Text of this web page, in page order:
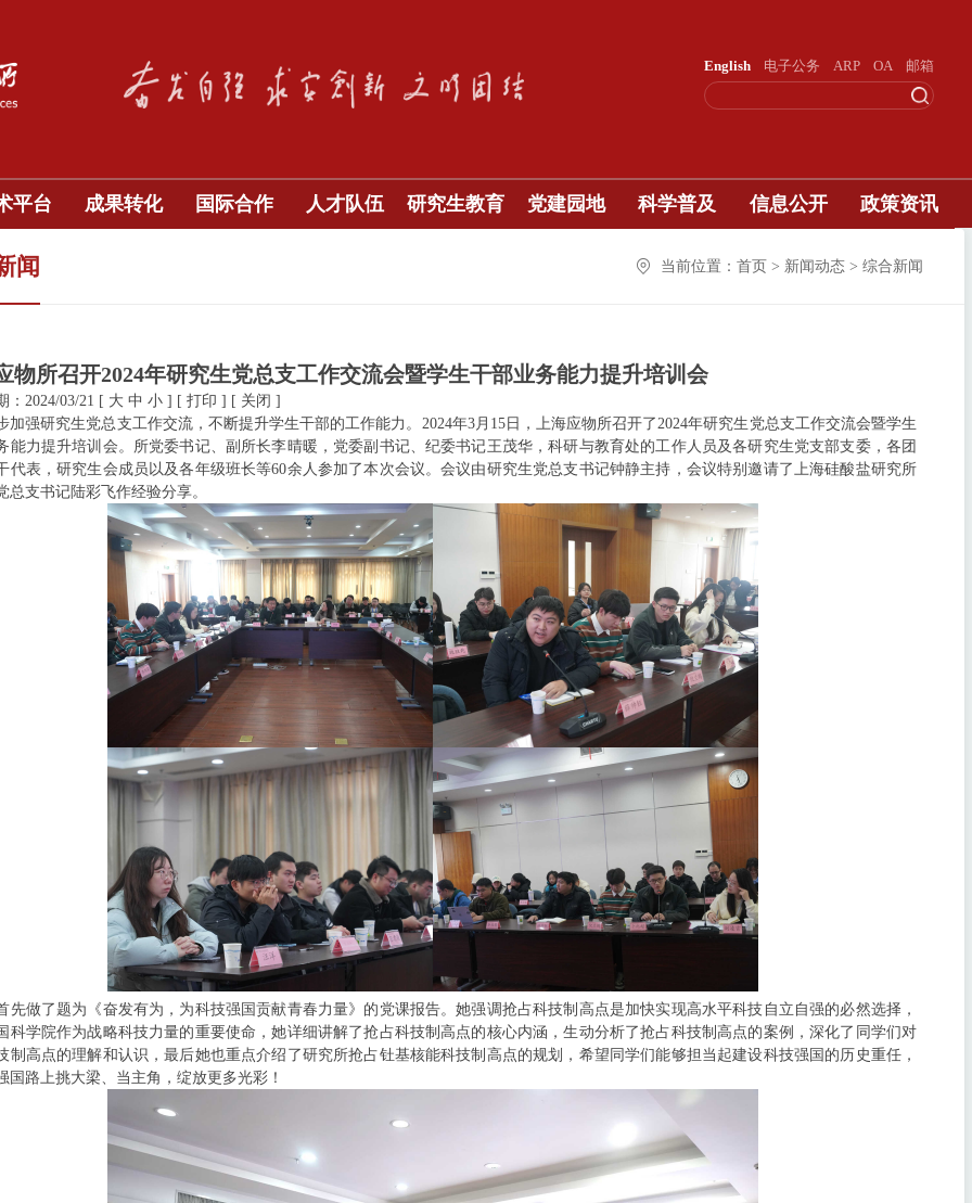
English 电子公务 ARP OA 邮箱
平台 成果转化 国际合作 人才队伍 研究生教育 党建园地 科学普及 信息公开 政策资讯
闻 当前位置：首页 > 新闻动态 > 综合新闻
物所召开2024年研究生党总支工作交流会暨学生干部业务能力提升培训会
：2024/03/21 [ 大 中 小 ] [ 打印 ] [ 关闭 ]
加强研究生党总支工作交流，不断提升学生干部的工作能力。2024年3月15日，上海应物所召开了2024年研究生党总支工作交流会暨学生
能力提升培训会。所党委书记、副所长李晴暖，党委副书记、纪委书记王茂华，科研与教育处的工作人员及各研究生党支部支委，各团
代表，研究生会成员以及各年级班长等60余人参加了本次会议。会议由研究生党总支书记钟静主持，会议特别邀请了上海硅酸盐研究所
总支书记陆彩飞作经验分享。
先做了题为《奋发有为，为科技强国贡献青春力量》的党课报告。她强调抢占科技制高点是加快实现高水平科技自立自强的必然选择，
科学院作为战略科技力量的重要使命，她详细讲解了抢占科技制高点的核心内涵，生动分析了抢占科技制高点的案例，深化了同学们对
制高点的理解和认识，最后她也重点介绍了研究所抢占钍基核能科技制高点的规划，希望同学们能够担当起建设科技强国的历史重任，
国路上挑大梁、当主角，绽放更多光彩！